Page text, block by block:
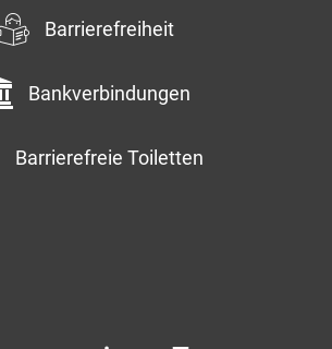
Barrierefreiheit
Bankverbindungen
Barrierefreie Toiletten